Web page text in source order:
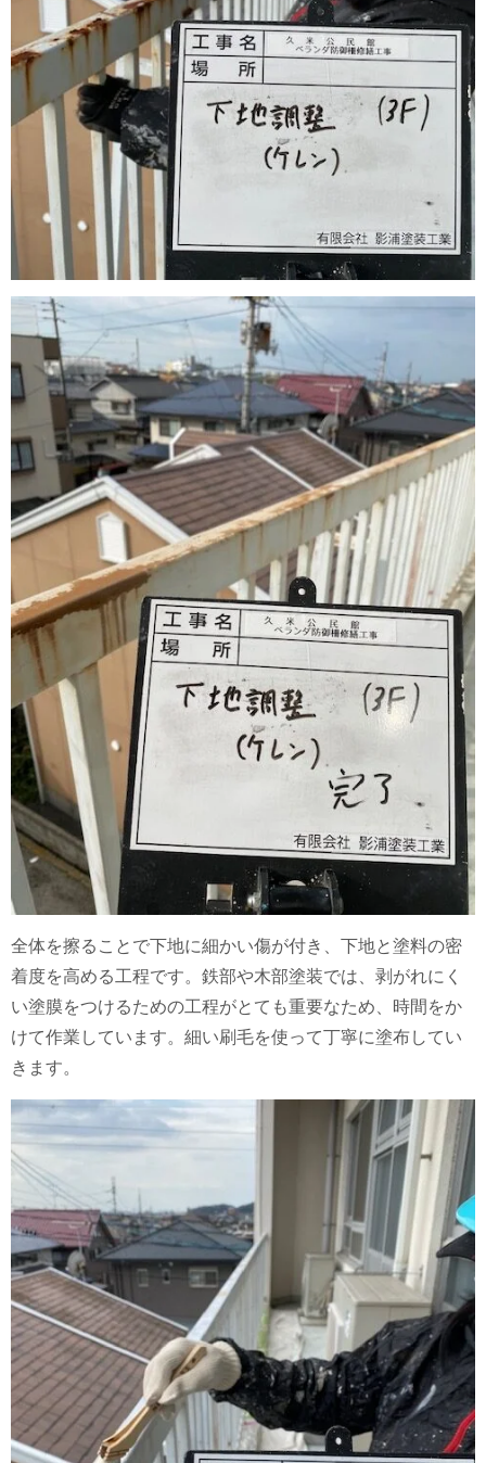
全体を擦ることで下地に細かい傷が付き、下地と塗料の密
着度を高める工程です。鉄部や木部塗装では、剥がれにく
い塗膜をつけるための工程がとても重要なため、時間をか
けて作業しています。 細い刷毛を使って丁寧に塗布してい
きます。